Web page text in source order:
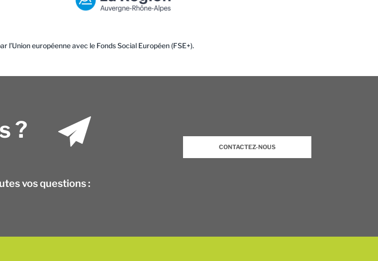
européenne avec le Fonds Social Européen (FSE+).
?
vos questions :
CONTACTEZ-NOUS